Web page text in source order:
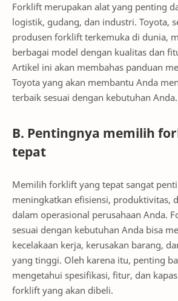
Forklift merupakan alat yang penting
logistik, gudang, dan industri. Toyota,
produsen forklift terkemuka di dunia,
berbagai model dengan kualitas dan
Artikel ini akan membahas panduan
Toyota yang akan membantu Anda
terbaik sesuai dengan kebutuhan Anda.
B. Pentingnya memilih
tepat
Memilih forklift yang tepat sangat
meningkatkan efisiensi, produktivitas,
dalam operasional perusahaan Anda.
sesuai dengan kebutuhan Anda bisa
kecelakaan kerja, kerusakan barang,
yang tinggi. Oleh karena itu, penting
mengetahui spesifikasi, fitur, dan
forklift yang akan dibeli.